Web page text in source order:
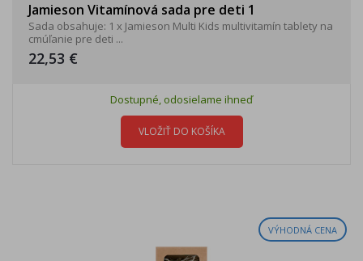
Jamieson Vitamínová sada pre deti 1
Sada obsahuje: 1 x Jamieson Multi Kids multivitamín tablety na
cmúľanie pre deti ...
22,53 €
Dostupné, odosielame ihneď
VLOŽIŤ DO KOŠÍKA
VÝHODNÁ CENA